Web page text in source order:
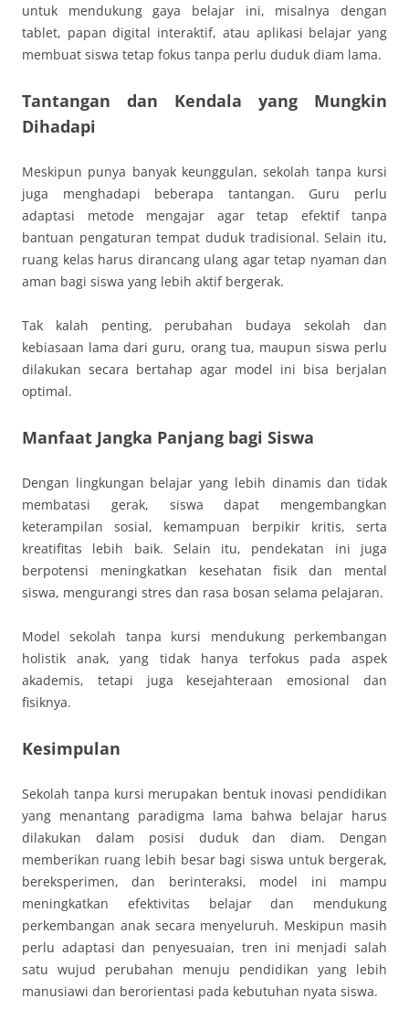
untuk mendukung gaya belajar ini, misalnya dengan
tablet, papan digital interaktif, atau aplikasi belajar yang
membuat siswa tetap fokus tanpa perlu duduk diam lama.
Tantangan dan Kendala yang Mungkin
Dihadapi
Meskipun punya banyak keunggulan, sekolah tanpa kursi
juga menghadapi beberapa tantangan. Guru perlu
adaptasi metode mengajar agar tetap efektif tanpa
bantuan pengaturan tempat duduk tradisional. Selain itu,
ruang kelas harus dirancang ulang agar tetap nyaman dan
aman bagi siswa yang lebih aktif bergerak.
Tak kalah penting, perubahan budaya sekolah dan
kebiasaan lama dari guru, orang tua, maupun siswa perlu
dilakukan secara bertahap agar model ini bisa berjalan
optimal.
Manfaat Jangka Panjang bagi Siswa
Dengan lingkungan belajar yang lebih dinamis dan tidak
membatasi gerak, siswa dapat mengembangkan
keterampilan sosial, kemampuan berpikir kritis, serta
kreatifitas lebih baik. Selain itu, pendekatan ini juga
berpotensi meningkatkan kesehatan fisik dan mental
siswa, mengurangi stres dan rasa bosan selama pelajaran.
Model sekolah tanpa kursi mendukung perkembangan
holistik anak, yang tidak hanya terfokus pada aspek
akademis, tetapi juga kesejahteraan emosional dan
fisiknya.
Kesimpulan
Sekolah tanpa kursi merupakan bentuk inovasi pendidikan
yang menantang paradigma lama bahwa belajar harus
dilakukan dalam posisi duduk dan diam. Dengan
memberikan ruang lebih besar bagi siswa untuk bergerak,
bereksperimen, dan berinteraksi, model ini mampu
meningkatkan efektivitas belajar dan mendukung
perkembangan anak secara menyeluruh. Meskipun masih
perlu adaptasi dan penyesuaian, tren ini menjadi salah
satu wujud perubahan menuju pendidikan yang lebih
manusiawi dan berorientasi pada kebutuhan nyata siswa.